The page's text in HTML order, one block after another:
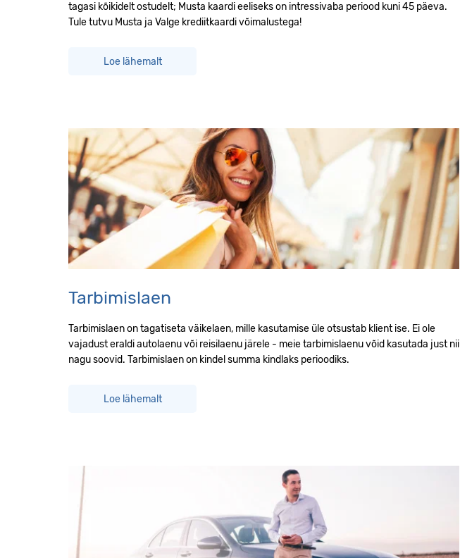
tagasi kõikidelt ostudelt; Musta kaardi eeliseks on intressivaba periood kuni 45 päeva.
Tule tutvu Musta ja Valge krediitkaardi võimalustega!
Loe lähemalt
Tarbimislaen
Tarbimislaen on tagatiseta väikelaen, mille kasutamise üle otsustab klient ise. Ei ole
vajadust eraldi autolaenu või reisilaenu järele - meie tarbimislaenu võid kasutada just nii
nagu soovid. Tarbimislaen on kindel summa kindlaks perioodiks.
Loe lähemalt